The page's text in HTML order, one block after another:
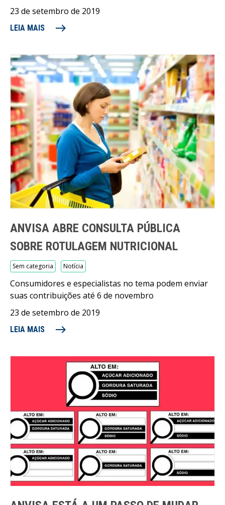
23 de setembro de 2019
LEIA MAIS east
ANVISA ABRE CONSULTA PÚBLICA
SOBRE ROTULAGEM NUTRICIONAL
Sem categoria Notícia
Consumidores e especialistas no tema podem enviar
suas contribuições até 6 de novembro
23 de setembro de 2019
LEIA MAIS east